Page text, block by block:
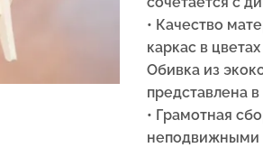
• Качество
каркас в
Обивка из
представлена
• Грамотная
неподвижными